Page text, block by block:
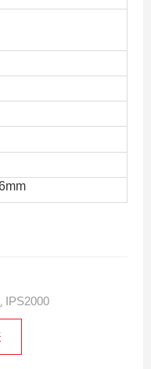
IPS2000